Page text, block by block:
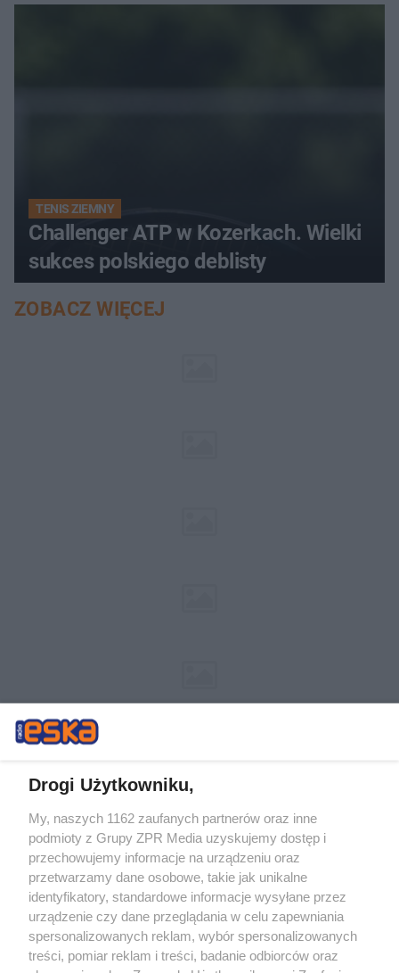
TENIS ZIEMNY
Challenger ATP w Kozerkach. Wielki
sukces polskiego deblisty
ZOBACZ WIĘCEJ
Żaden utwór zamieszczony w serwisie nie może być powielany i
rozpowszechniany lub dalej rozpowszechniany w jakikolwiek sposób (w
tym także elektroniczny lub mechaniczny) na jakimkolwiek polu
eksploatacji w jakiejkolwiek formie, włącznie z umieszczaniem w
Internecie bez pisemnej zgody właściciela praw. Jakiekolwiek użycie lub
wykorzystanie utworów w całości lub w części z naruszeniem prawa,
tzn. bez właściwej zgody, jest zabronione pod groźbą kary i może być
ścigane prawnie.
Drogi Użytkowniku,
My, naszych 1162 zaufanych partnerów oraz inne
podmioty z Grupy ZPR Media uzyskujemy dostęp i
przechowujemy informacje na urządzeniu oraz
przetwarzamy dane osobowe, takie jak unikalne
identyfikatory, standardowe informacje wysyłane przez
urządzenie czy dane przeglądania w celu zapewniania
spersonalizowanych reklam, wybór spersonalizowanych
treści, pomiar reklam i treści, badanie odbiorców oraz